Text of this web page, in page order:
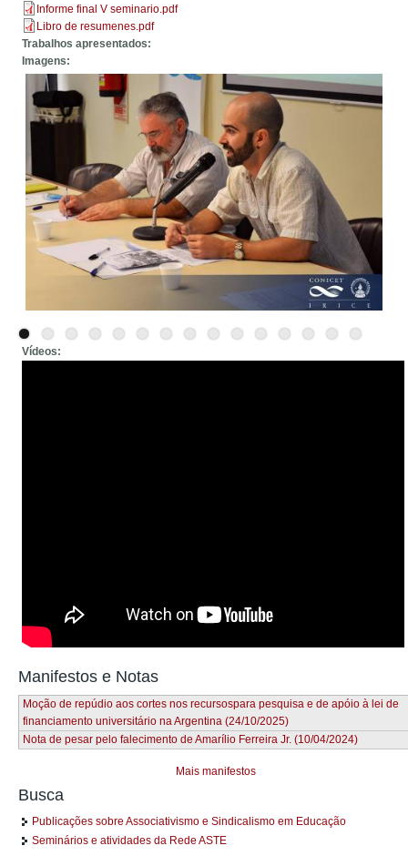
Informe final V seminario.pdf
Libro de resumenes.pdf
Trabalhos apresentados:
Imagens:
Vídeos:
Manifestos e Notas
Moção de repúdio aos cortes nos recursospara pesquisa e de apóio à lei de
financiamento universitário na Argentina (24/10/2025)
Nota de pesar pelo falecimento de Amarílio Ferreira Jr. (10/04/2024)
Mais manifestos
Busca
Publicações sobre Associativismo e Sindicalismo em Educação
Seminários e atividades da Rede ASTE